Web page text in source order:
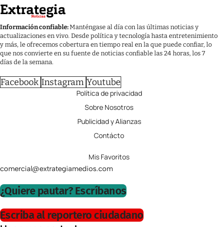
Información confiable:Manténgase al día con las últimas noticias y
actualizaciones en vivo. Desde política y tecnología hasta entretenimiento
y más, le ofrecemos cobertura en tiempo real en la que puede confiar, lo
que nos convierte en su fuente de noticias confiable las 24 horas, los 7
días de la semana.
Facebook Instagram Youtube
Política de privacidad
Sobre Nosotros
Publicidad y Alianzas
Contácto
Mis Favoritos
comercial@extrategiamedios.com
¿Quiere pautar? Escríbanos
Escriba al reportero ciudadano